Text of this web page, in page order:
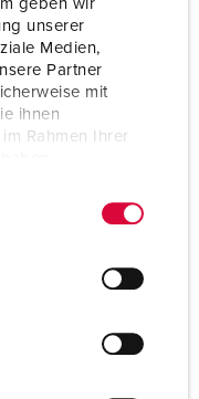
geben wir
unserer
Medien,
Partner
mit
ihnen
Rahmen Ihrer
contact carrier
contacts